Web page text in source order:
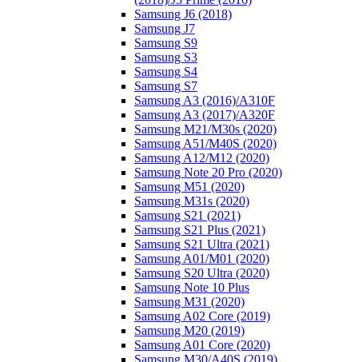
Samsung J6 (2018)
Samsung J7
Samsung S9
Samsung S3
Samsung S4
Samsung S7
Samsung A3 (2016)/A310F
Samsung A3 (2017)/A320F
Samsung M21/M30s (2020)
Samsung A51/M40S (2020)
Samsung A12/M12 (2020)
Samsung Note 20 Pro (2020)
Samsung M51 (2020)
Samsung M31s (2020)
Samsung S21 (2021)
Samsung S21 Plus (2021)
Samsung S21 Ultra (2021)
Samsung A01/M01 (2020)
Samsung S20 Ultra (2020)
Samsung Note 10 Plus
Samsung M31 (2020)
Samsung A02 Core (2019)
Samsung M20 (2019)
Samsung A01 Core (2020)
Samsung M30/A40S (2019)